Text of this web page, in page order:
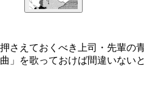
押さえておくべき上司・先輩の
曲」を歌っておけば間違いない